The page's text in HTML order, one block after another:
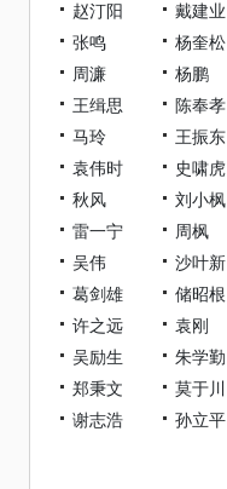
赵汀阳
戴建业
张鸣
杨奎松
周濂
杨鹏
王缉思
陈奉孝
马玲
王振东
袁伟时
史啸虎
秋风
刘小枫
雷一宁
周枫
吴伟
沙叶新
葛剑雄
储昭根
许之远
袁刚
吴励生
朱学勤
郑秉文
莫于川
谢志浩
孙立平